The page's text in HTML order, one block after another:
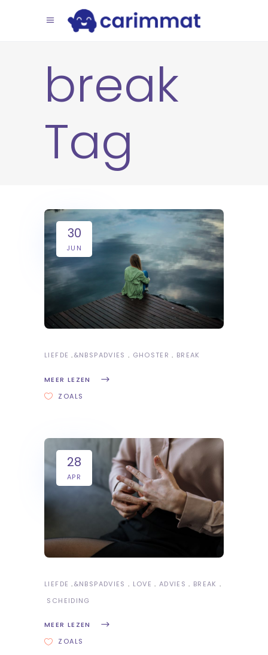
break
Tag
30
JUN
LIEFDE &NBSPADVIES GHOSTER BREAK
MEER LEZEN
ZOALS
28
APR
LIEFDE &NBSPADVIES LOVE ADVIES
BREAK
SCHEIDING
MEER LEZEN
ZOALS